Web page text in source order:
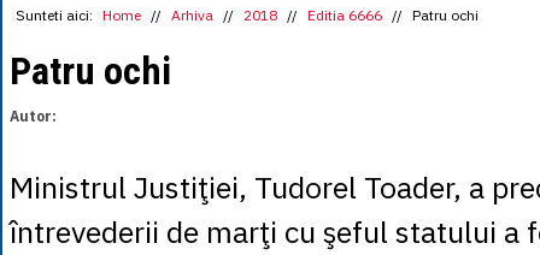
1 CNY = 0.6015
1 MDL= 0.2538
= 0.2227
1 NOK= 0.4191
Sunteti aici: Home // Arhiva // 2018 // Editia 6666 // Patru ochi
Patru ochi
Autor:
Ministrul Justiţiei, Tudorel Toader, a
întrevederii de marţi cu şeful statului a